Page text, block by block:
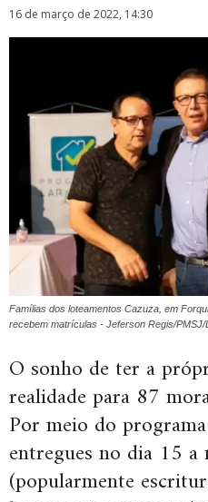
16 de março de 2022, 14:30
Famílias dos loteamentos Cazuza, em
recebem matrículas - Jeferson Regis/PMSJ/
O sonho de ter a
realidade para 87
Por meio do
entregues no dia 15
(popularmente